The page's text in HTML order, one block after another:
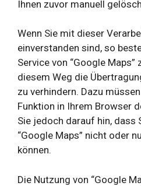
Ihnen zuvor manuell
Wenn Sie mit dieser
einverstanden sind, so
Service von “Google
diesem Weg die
zu verhindern. Dazu
Funktion in Ihrem Browser
Sie jedoch darauf hin, dass
“Google Maps” nicht oder
können.
Die Nutzung von “Google